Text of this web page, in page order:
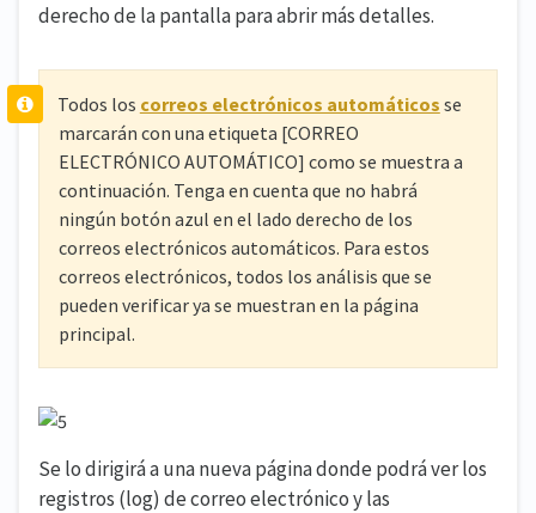
derecho de la pantalla para abrir más detalles.
Todos los correos electrónicos automáticos se
marcarán con una etiqueta [CORREO
ELECTRÓNICO AUTOMÁTICO] como se muestra a
continuación. Tenga en cuenta que no habrá
ningún botón azul en el lado derecho de los
correos electrónicos automáticos. Para estos
correos electrónicos, todos los análisis que se
pueden verificar ya se muestran en la página
principal.
Se lo dirigirá a una nueva página donde podrá ver los
registros (log) de correo electrónico y las